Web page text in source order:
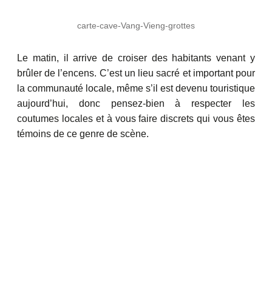
carte-cave-Vang-Vieng-grottes
Le matin, il arrive de croiser des habitants venant y
brûler de l’encens. C’est un lieu sacré et important pour
la communauté locale, même s’il est devenu touristique
aujourd’hui, donc pensez-bien à respecter les
coutumes locales et à vous faire discrets qui vous êtes
témoins de ce genre de scène.